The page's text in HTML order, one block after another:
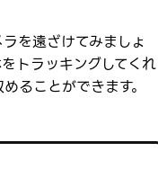
を遠ざけてみましょ
トラッキングしてくれ
ることができます。